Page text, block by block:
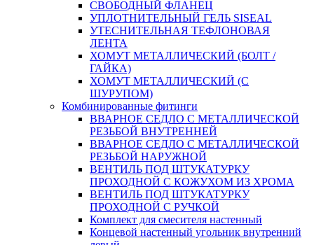
СВОБОДНЫЙ ФЛАНЕЦ
УПЛОТНИТЕЛЬНЫЙ ГЕЛЬ SISEAL
УТЕСНИТЕЛЬНАЯ ТЕФЛОНОВАЯ
ЛЕНТА
ХОМУТ МЕТАЛЛИЧЕСКИЙ (БОЛТ /
ГАЙКА)
ХОМУТ МЕТАЛЛИЧЕСКИЙ (С
ШУРУПОМ)
Комбинированные фитинги
ВВАРНОЕ СЕДЛО С МЕТАЛЛИЧЕСКОЙ
РЕЗЬБОЙ ВНУТРЕННЕЙ
ВВАРНОЕ СЕДЛО С МЕТАЛЛИЧЕСКОЙ
РЕЗЬБОЙ НАРУЖНОЙ
ВЕНТИЛЬ ПОД ШТУКАТУРКУ
ПРОХОДНОЙ С КОЖУХОМ ИЗ ХРОМА
ВЕНТИЛЬ ПОД ШТУКАТУРКУ
ПРОХОДНОЙ С РУЧКОЙ
Комплект для смесителя настенный
Концевой настенный угольник внутренний